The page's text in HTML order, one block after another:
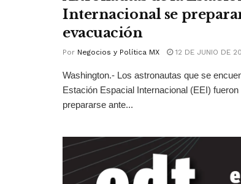
Internacional se
evacuación
Por Negocios y Política MX 12 DE JUNIO DE
Washington.- Los astronautas que se
Estación Espacial Internacional (EEI)
prepararse ante...